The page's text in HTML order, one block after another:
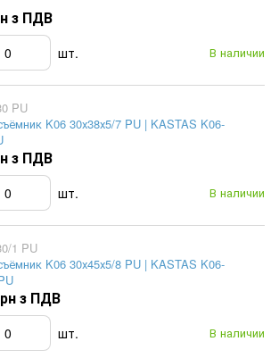
В наличии
з ПДВ
шт.
PU
K06 30х38х5/7 PU | KASTAS K06-
В наличии
з ПДВ
шт.
1 PU
K06 30х45х5/8 PU | KASTAS K06-
В наличии
з ПДВ
шт.